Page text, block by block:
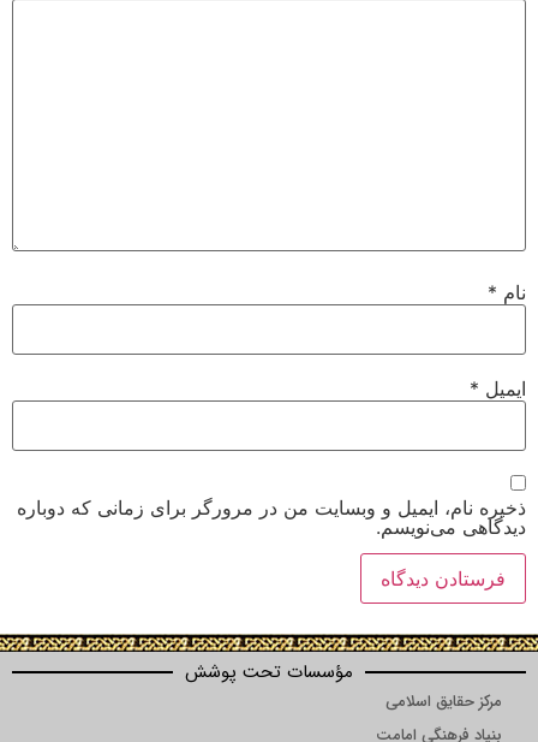
نام *
ایمیل *
ذخیره نام، ایمیل و وبسایت من در مرورگر برای زمانی که دوباره
دیدگاهی می‌نویسم.
مؤسسات تحت پوشش
مرکز حقایق اسلامی
بنیاد فرهنگی امامت